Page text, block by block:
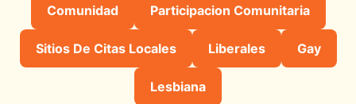
Comunidad Participacion Comunitaria
Sitios De Citas Locales Liberales Gay
Lesbiana